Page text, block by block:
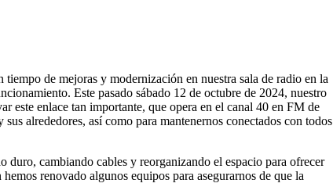
de mejoras y modernización en nuestra sala de radio en la
Este pasado sábado 12 de octubre de 2024, nuestro
este enlace tan importante, que opera en el canal 40 en FM de
alrededores, así como para mantenernos conectados con todos
duro, cambiando cables y reorganizando el espacio para ofrecer
renovado algunos equipos para asegurarnos de que la